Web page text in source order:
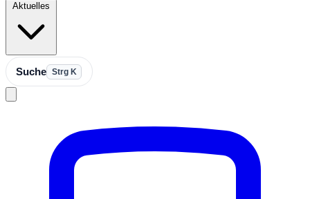
Aktuelles
Suche Strg K